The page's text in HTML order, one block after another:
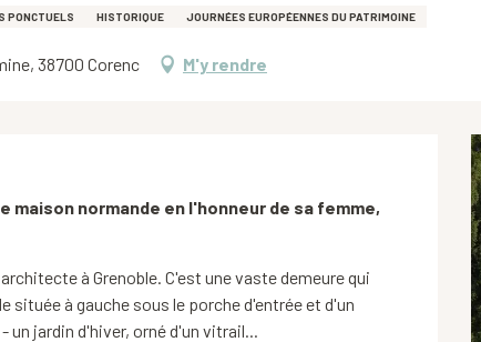
PONCTUELS HISTORIQUE JOURNÉES EUROPÉENNES DU PATRIMOINE
38700 Corenc M'y rendre
normande en l'honneur de sa femme,
à Grenoble. C'est une vaste demeure qui
située à gauche sous le porche d'entrée et d'un
jardin d'hiver, orné d'un vitrail...